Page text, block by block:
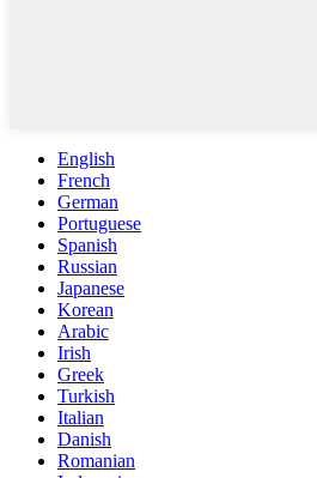
English
French
German
Portuguese
Spanish
Russian
Japanese
Korean
Arabic
Irish
Greek
Turkish
Italian
Danish
Romanian